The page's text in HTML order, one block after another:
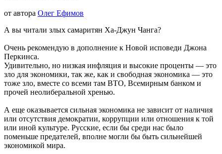
БЛОГА&
ФИНАНСЫ
04.09.2022
от автора Олег Ефимов
А вы читали злых самаритян Ха-Джун Чанга?
Очень рекомендую в дополнение к Новой исповеди Джона
Перкинса.
Удивительно, но низкая инфляция и высокие проценты — это
зло для экономики, так же, как и свободная экономика — это
тоже зло, вместе со всеми там ВТО, Всемирным банком и
прочей неолиберальной хренью.
А еще оказывается сильная экономика не зависит от наличия
или отсутствия демократии, коррупции или отношения к той
или иной культуре. Русские, если бы среди нас было
поменьше предателей, вполне могли бы быть сильнейшей
экономикой мира.